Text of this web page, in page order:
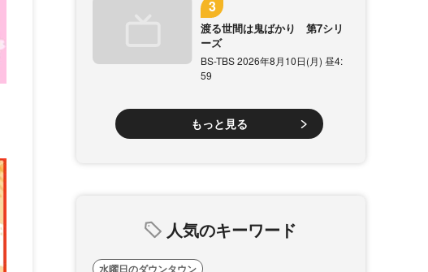
渡る世間は鬼ばかり 第7シリ
ーズ
BS-TBS 2026年8月10日(月) 昼4:
59
もっと見る
人気のキーワード
水曜日のダウンタウン